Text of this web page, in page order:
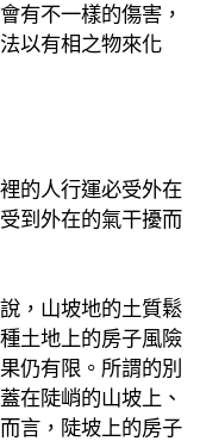
有不一樣的傷害，
以有相之物來化
的人行運必受外在
受到外在的氣干擾而
，山坡地的土質鬆
土地上的房子風險
仍有限。 所謂的別
在陡峭的山坡上、
言，陡坡上的房子